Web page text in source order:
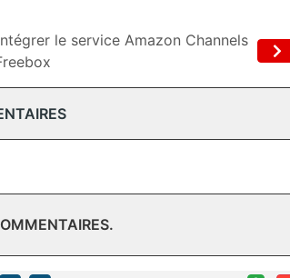
le service Amazon Channels